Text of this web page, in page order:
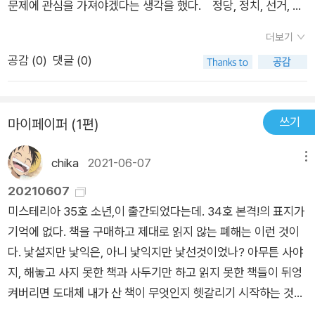
줘야 한다고 강조했던 그 팟캐스터도 당시에는 몰랐을 것이다. 강
기자가 피해자의 카톡 내용에 있는 사실을 떼어내어 시간 순서를
바꿔 조합했다는 것을! 그리하여 피해자의 피해자답지 못한 면을
러 매체를 찾아 읽는 부지런함이 있어야겠다. 또한 시도때도 없
이 나오는 오보도 잘 살펴야한다. 오보는 날 때는 1면에 대문짝만
하게 실리고 정정보도나 오보임을 사과하는 것은 보이지도 않는
귀퉁이에 조그맣게 실린다. 그마저도 실리면 다행이고 아예 모르
쇠로 넘기는 언론도 많다. 시간이 지나면 사람들의 기억에서 잊혀
질테니 괜찮은 게 아니냐고 하겠지만 그렇지 않다. 대부분 오보를
사실로 기억하고 있기 때문이다. 저자는 또 시민에게 묻는다. 대
부분의 독자들이 ‘진실’보다 ‘정치적 유불리’를 판단하는데 더 관
심이 있기 때문에 언론들의 오보장사를 가능하게 한 게 아니겠냐
고... p.123언론은 자기 진영의 독자들에게 호소할 수 있으니 충
일까요? 여성가족부 장관으로부터 ‘성인지 학습기회’ 운운하는
들, 지금도 산업재해로 죽어가는 노동자들이야말로 높고 가파른
절벽 끝에 매달린 존재들이지 않은가. 한번쯤 읽어 보고 생각해봐
야 할 시민들의 희망찾기 조금더 좋아질 수 있는 그날은 반드시
올거라고 독자는 생각합니다. 리딩투데이 지원도서입니다.
엇을 해나가야 할지 알려주는 예리한 눈을 지닌 칼럼니스트의 책
을 소개해드릴까 합니다. 강남규의 지금은 없는 시민입니다.2종
보통 키워드꼼꼼하게 책을 읽은 당신을 위해 핵심을 짚어드리는
이 문장은 이 책에 실린 글의 제목이기도 합니다. <이어스 앤 이
어스>라는 드라마에서 세상이 점점 이상하게 돌아가는 것을 탓
하는 딸과 손주들을 향해 할머니가 소리지르는 장면에서 나오는
대사라고 하는데요. 무언가 끔찍한 일이 벌어지고 있다면 그런 세
상이 오는 것을 막지 못한, 또는 그런 세상을 오도록 재촉하는 데
힘을 보태기까지 한 우리 스스로를 돌아봐야 한다는 메시지입니
다. 이 구절을 듣고 학부모 청취자 여러분 중에 신해철을 좋아하
시는 분이라면, 넥스트의 노래 중에 “우리가 만든 세상을 보
라”라는 노래가 기억나시는 분도 있을 것 같습니다. 가사를 보면
시대차는 있지만 비슷한 메시지를 담고 있죠.우리의 사회적 삶을
문제에 관심을 가져야겠다는 생각을 했다. 정당, 정치, 선거, 언
든 주제가 시민의 역할과 힘으로 귀결된다. 시민의 역할을 강조한
다라는 건 '진정한 민주주의'에 대한 이야기라고도 말할 수 있다.
리 사회가 얼마나 건강한 사회로 거듭나는지를 강조하는 이야기
다. 저자가 말했듯이 건강한 사회를 위해 시민 개개인의 자유의지
로 선함을 실천할 때는 손해가 발생하기도 한다.여기서 '손해'라
함은 비용지출이 될 수도 있고, 직간접적 서비스 제한이 될 수도
있다.예를 들면, 코로나19와 같은 감염병이 확산될 때 평상시와
같은 서비스를 누릴 수 없게 된다거나, 그럼으로 인해 다른 방법
으로의 개인적인 비용 지출이 이루어지는 경우를 들 수 있다. 하
지만 시민 각자가 손해를 감수하며 대의를 위해 연대할 때,재난
극복의 시기를 앞당겨 결과적으로 건강한 사회로의 진입이 빨라
진다. 사회구조적인 문제가 발생할 때도 상황은 마찬가지이다.당
더보기
공감 (0) 댓글 (0)
마이페이퍼 (1편) 쓰기
chika 2021-06-07
20210607
미스테리아 35호 소년,이 출간되었다는데. 34호 본격!의 표지가
기억에 없다. 책을 구매하고 제대로 읽지 않는 폐해는 이런 것이
다. 낯설지만 낯익은, 아니 낯익지만 낯선것이었나? 아무튼 사야
지, 해놓고 사지 못한 책과 사두기만 하고 읽지 못한 책들이 뒤엉
켜버리면 도대체 내가 산 책이 무엇인지 헷갈리기 시작하는 것이